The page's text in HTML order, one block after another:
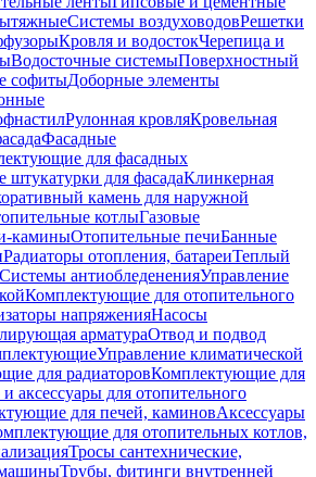
Системы воздуховодовРешетки
Кровля и водостокЧерепица и
Водосточные системыПоверхностный
софитыДоборные элементы
Рулонная кровляКровельная
Фасадные
для фасадных
штукатурки для фасадаКлинкерная
камень для наружной
котлыГазовые
каминыОтопительные печиБанные
Радиаторы отопления, батареиТеплый
Системы антиобледененияУправление
Комплектующие для отопительного
напряженияНасосы
арматураОтвод и подвод
Управление климатической
для радиаторовКомплектующие для
аксессуары для отопительного
для печей, каминовАксессуары
для отопительных котлов,
Тросы сантехнические,
Трубы, фитинги внутренней